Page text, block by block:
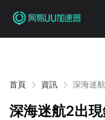
首頁 資訊 深海迷
深海迷航2出